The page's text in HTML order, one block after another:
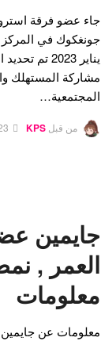
جاء عضو فرقة استرو
جونغكوك في
يناير 2023
مشاركة المستهلك
المجتمعية…
من قبل KPS
جايمين
العمر ,
معلومات
معلومات عن